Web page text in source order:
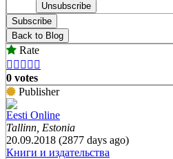
Subscribe
Back to Blog
Rate
    
0 votes
Publisher
Eesti Online
Tallinn, Estonia
20.09.2018 (2877 days ago)
Книги и издательства